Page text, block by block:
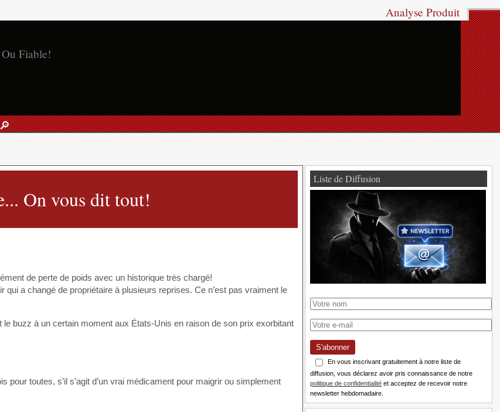
Analyse Produit
On vous dit tout!
de perte de poids avec un historique très chargé!
a changé de propriétaire à plusieurs reprises. Ce n’est pas vraiment le
buzz à un certain moment aux États-Unis en raison de son prix exorbitant
toutes, s’il s’agit d’un vrai médicament pour maigrir ou simplement
Liste de Diffusion
S'abonner
En vous inscrivant gratuitement à notre liste de
diffusion, vous déclarez avoir pris connaissance de notre
politique de confidentialité et acceptez de recevoir notre
newsletter hebdomadaire.